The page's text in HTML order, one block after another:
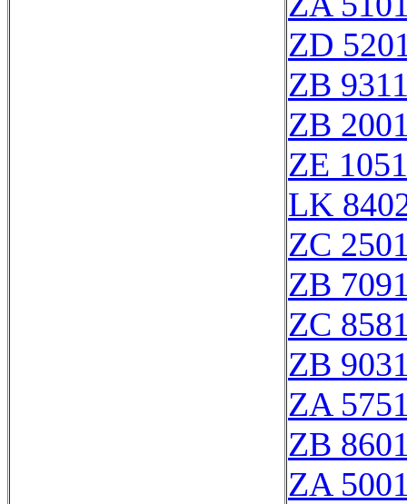
ZD
ZB
ZB
ZE
LK
ZC
ZB
ZC
ZB
ZA
ZB
ZA